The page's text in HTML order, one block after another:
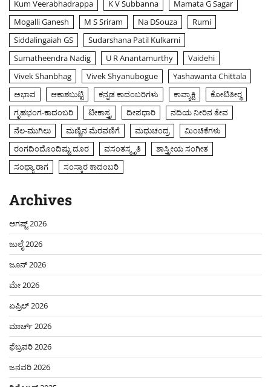
Kum Veerabhadrappa K V Subbanna
Mamata G Sagar
Mogalli Ganesh
M S Sriram Na DSouza
Rumi
Siddalingaiah GS
Sudarshana Patil Kulkarni
Sumatheendra Nadig
U R Anantamurthy
Vaidehi
Vivek Shanbhag
Vivek Shyanubogue
Yashawanta Chittala
ಅಭಾವ
ಆಕಾಶಬುಟ್ಟಿ ಕನ್ನಡ ಕಾದಂಬರಿಗಳು ಕಾವ್ಯಾಕ್ಷಿ
ಕೋಟಿತೀರ್‍ಥ
ಗೃಹಭಂಗ-ಕಾದಂಬರಿ
ಟೀಕಾಸ್ತ್ರ ದೀಪಧಾರಿ
ನದಿಯ ನೀರಿನ ತೇವ
ನೆಲ-ಮುಗಿಲು
ಮಣ್ಣಿನ ಮೆರವಣಿಗೆ ಮಧುಚಂದ್ರ
ಮಿಂಚಿಕೆಗಳು
ರಂಗದಿಂದೊಂದಿಷ್ಟು ದೂರ
ವಸಂತಸ್ಮೃತಿ
ಶಾಸ್ತ್ರೀಯ ಸಂಗೀತ
ಸಂಧ್ಯಾ ರಾಗ
ಸಂಸ್ಕಾರ ಕಾದಂಬರಿ
Archives
ಆಗಷ್ಟ್ 2026
ಜುಲೈ 2026
ಜೂನ್ 2026
ಮೇ 2026
ಏಪ್ರಿಲ್ 2026
ಮಾರ್ಚ್ 2026
ಫೆಬ್ರವರಿ 2026
ಜನವರಿ 2026